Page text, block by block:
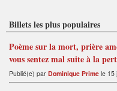
Billets les plus populaires
Poème sur la mort, prière
vous sentez mal suite à la
Publié(e) par Dominique Prime le 15